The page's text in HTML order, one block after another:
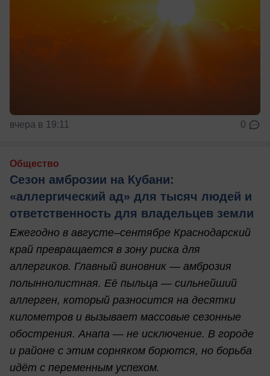
вчера в 19:11 0
Общество
Сезон амброзии на Кубани:
«аллергический ад» для тысяч людей и
ответственность для владельцев земли
Ежегодно в августе–сентябре Краснодарский
край превращается в зону риска для
аллергиков. Главный виновник — амброзия
полыннолистная. Её пыльца — сильнейший
аллерген, который разносится на десятки
километров и вызывает массовые сезонные
обострения. Анапа — не исключение. В городе
и районе с этим сорняком борются, но борьба
идёт с переменным успехом.